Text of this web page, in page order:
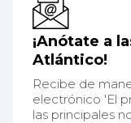
¡Anótate a
Atlántico!
Recibe de
electrónico 'El
las principales